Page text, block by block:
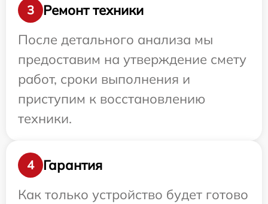
3
Ремонт техники
После детального анализа мы
предоставим на утверждение смету
работ, сроки выполнения и
приступим к восстановлению
техники.
4
Гарантия
Как только устройство будет готово